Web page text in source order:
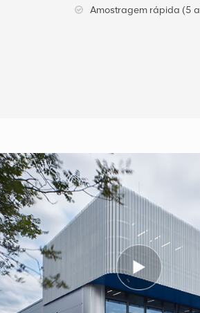
1662SMC 3AL98324AA
SYNTH4V2 para
equipamentos de
comunicação Alcatel
Lucent
VER DETALHES
ERICSSON 2212 B31
KRC 161 893/1
Unidade de rádio
Amostragem rápida (5